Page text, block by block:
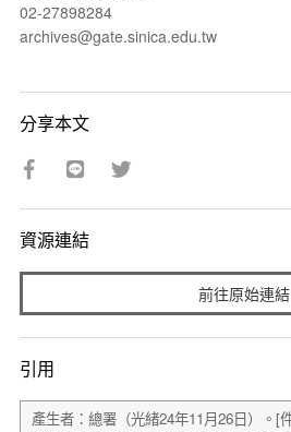
02-27898284
archives@gate.sinica.edu.tw
分享本文
資源連結
前往原始連結
引用